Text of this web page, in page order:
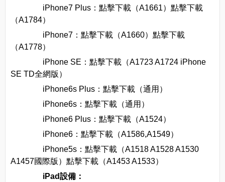
iPhone7 Plus：點擊下載（A1661）點擊下載
（A1784）
iPhone7：點擊下載（A1660）點擊下載
（A1778）
iPhone SE：點擊下載（A1723 A1724 iPhone
SE TD全網版）
iPhone6s Plus：點擊下載（通用）
iPhone6s：點擊下載（通用）
iPhone6 Plus：點擊下載（A1524）
iPhone6：點擊下載（A1586,A1549）
iPhone5s：點擊下載（A1518 A1528 A1530
A1457國際版）點擊下載（A1453 A1533）
iPad設備：